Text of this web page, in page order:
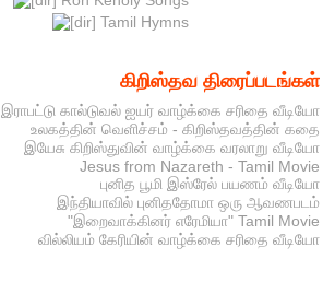
Tamil Hymns
கிறிஸ்தவ திரைப்படங்கள்
இராபட்டு கால்டுவல் ஐயர் வாழ்க்கை சரிதை வீடியோ
உலகத்தின் வெளிச்சம் - கிறிஸ்தவத்தின் கதை
இயேசு கிறிஸ்துவின் வாழ்க்கை வரலாறு வீடியோ
Jesus from Nazareth - Tamil Movie
புனித பூமி இஸ்ரேல் பயணம் வீடியோ
இந்தியாவில் புனிததோமா ஒரு ஆவணபடம்
"இறைவாக்கினர் எரேமியா" Tamil Movie
வில்லியம் கேரியின் வாழ்க்கை சரிதை வீடியோ